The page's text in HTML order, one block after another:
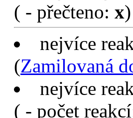
nejčtenější
( - přečteno:x)
nejvíce
( Zamilovaná